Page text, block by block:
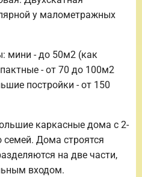
у малометражных
мини - до 50м2 (как
- от 70 до 100м2
постройки - от 150
каркасные дома с 2-
Дома строятся
на две части,
входом.